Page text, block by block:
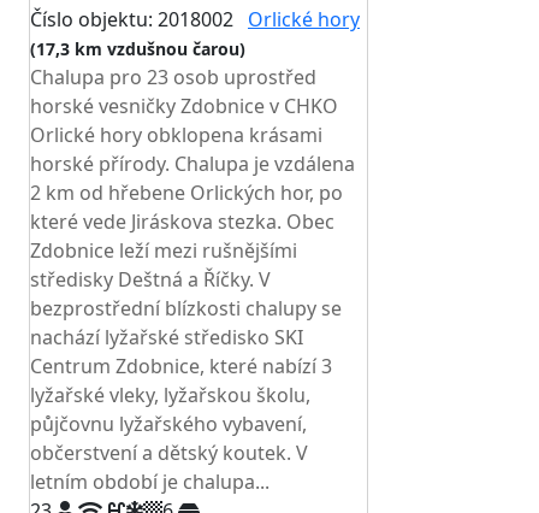
Číslo objektu: 2018002 Orlické hory
(17,3 km vzdušnou čarou)
Chalupa pro 23 osob uprostřed
horské vesničky Zdobnice v CHKO
Orlické hory obklopena krásami
horské přírody. Chalupa je vzdálena
2 km od hřebene Orlických hor, po
které vede Jiráskova stezka. Obec
Zdobnice leží mezi rušnějšími
středisky Deštná a Říčky. V
bezprostřední blízkosti chalupy se
nachází lyžařské středisko SKI
Centrum Zdobnice, které nabízí 3
lyžařské vleky, lyžařskou školu,
půjčovnu lyžařského vybavení,
občerstvení a dětský koutek. V
letním období je chalupa...